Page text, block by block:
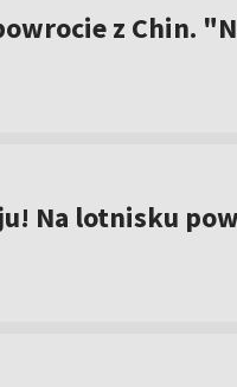
z Chin.
Na lotnisku